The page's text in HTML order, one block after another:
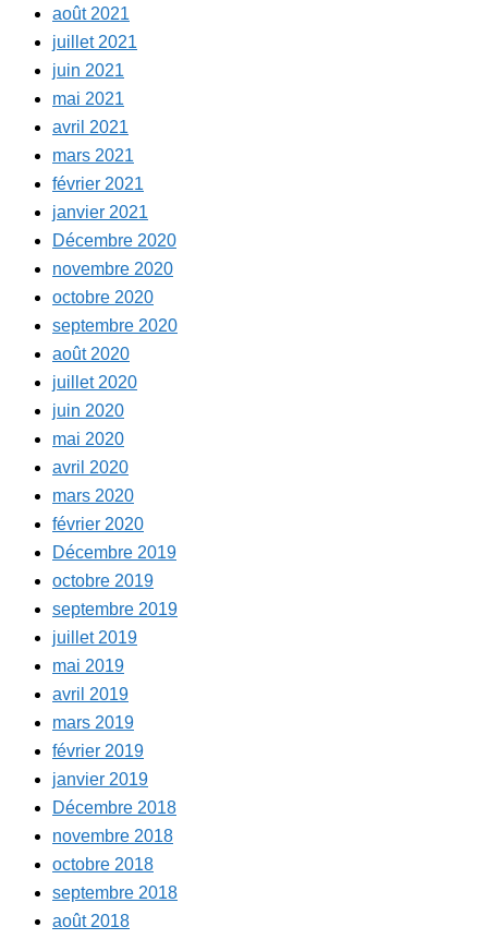
août 2021
juillet 2021
juin 2021
mai 2021
avril 2021
mars 2021
février 2021
janvier 2021
Décembre 2020
novembre 2020
octobre 2020
septembre 2020
août 2020
juillet 2020
juin 2020
mai 2020
avril 2020
mars 2020
février 2020
Décembre 2019
octobre 2019
septembre 2019
juillet 2019
mai 2019
avril 2019
mars 2019
février 2019
janvier 2019
Décembre 2018
novembre 2018
octobre 2018
septembre 2018
août 2018